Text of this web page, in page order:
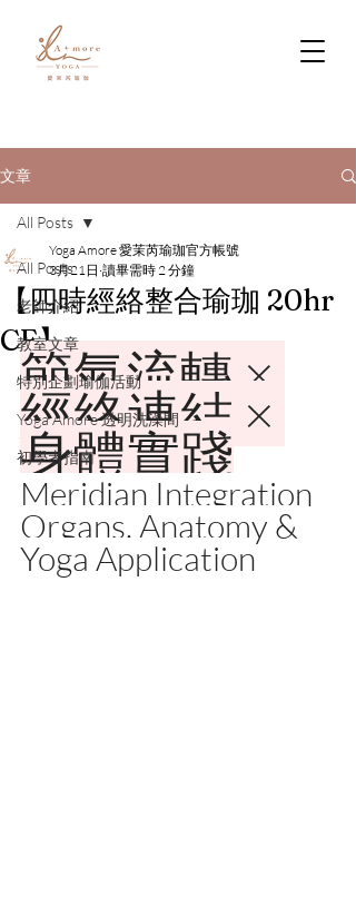
文章
All Posts
老師介紹
教室文章
特別企劃瑜伽活動
Yoga Amore 透明洗澡間
初學者指南
All Posts
【四時經絡整合瑜珈 20hr
CE】
Yoga Amore 愛茉芮瑜珈官方帳號
3月21日 讀畢需時 2 分鐘
節氣流轉 ×
經絡連結 ×
身體實踐
Meridian Integration
Organs, Anatomy &
Yoga Application